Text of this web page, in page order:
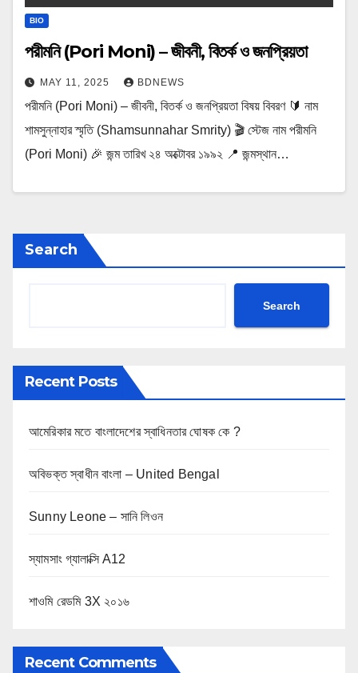
BIO
পরীমনি (Pori Moni) – জীবনী, বিতর্ক ও জনপ্রিয়তা
MAY 11, 2025 BDNEWS
পরীমনি (Pori Moni) – জীবনী, বিতর্ক ও জনপ্রিয়তা বিষয় বিবরণ 🔰 নাম
শামসুন্নাহার স্মৃতি (Shamsunnahar Smrity) 🎬 স্টেজ নাম পরীমনি
(Pori Moni) 🎉 জন্ম তারিখ ২৪ অক্টোবর ১৯৯২ 📍 জন্মস্থান…
Search
Search
Recent Posts
আমেরিকার মতে বাংলাদেশের স্বাধিনতার ঘোষক কে ?
অবিভক্ত স্বাধীন বাংলা – United Bengal
Sunny Leone – সানি লিওন
স্যামসাং গ্যালাক্সি A12
শাওমি রেডমি 3X ২০১৬
Recent Comments